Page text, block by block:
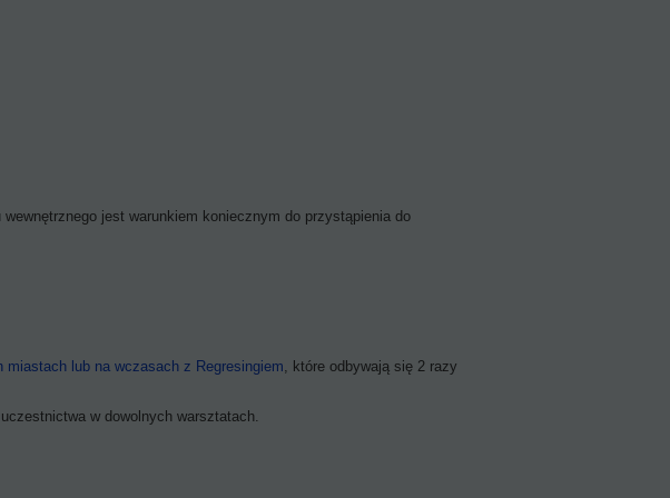
jest warunkiem koniecznym do przystąpienia do
miastach lub na wczasach z Regresingiem, które odbywają się 2 razy
w dowolnych warsztatach.